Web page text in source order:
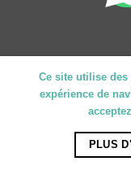
Ce site utilise
expérience de
PLUS